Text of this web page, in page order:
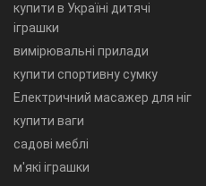
купити в Україні дитячі
іграшки
вимірювальні прилади
купити спортивну сумку
Електричний масажер для ніг
купити ваги
садові меблі
м'які іграшки